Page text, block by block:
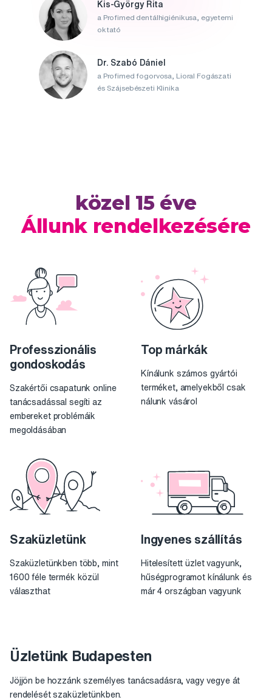
Kis-György Rita
a Profimed dentálhigiénikusa, egyetemi
oktató
Dr. Szabó Dániel
a Profimed fogorvosa, Lioral Fogászati
és Szájsebészeti Klinika
közel 15 éve
Állunk rendelkezésére
Professzionális
gondoskodás
Szakértői csapatunk online
tanácsadással segíti az
embereket problémáik
megoldásában
Top márkák
Kínálunk számos gyártói
terméket, amelyekből csak
nálunk vásárol
Szaküzletünk
Szaküzletünkben több, mint
1600 féle termék közül
választhat
Ingyenes szállítás
Hitelesített üzlet vagyunk,
hűségprogramot kínálunk és
már 4 országban vagyunk
Üzletünk Budapesten
Jöjjön be hozzánk személyes tanácsadásra, vagy vegye át
rendelését szaküzletünkben.